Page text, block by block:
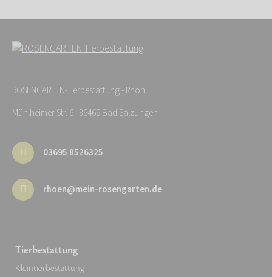
ROSENGARTEN-Tierbestattung - Rhön
Mühlheimer Str. 6 · 36469 Bad Salzungen
03695 8526325
rhoen@mein-rosengarten.de
Tierbestattung
Kleintierbestattung